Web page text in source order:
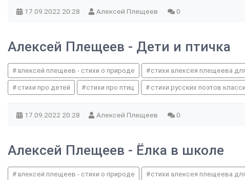
17.09.2022 20:28 Алексей Плещеев 0
Алексей Плещеев - Дети и птичка
алексей плещеев - стихи о природе стихи алексея плещеева
стихи про детей стихи про птиц стихи русских поэтов
17.09.2022 20:28 Алексей Плещеев 0
Алексей Плещеев - Ёлка в школе
алексей плещеев - стихи о природе стихи алексея плещеева